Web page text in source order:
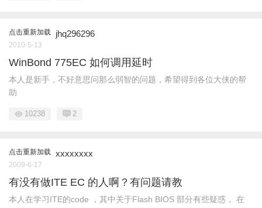
点击重新加载 jhq296296
2010-5-13
WinBond 775EC 如何调用延时
本人是新手，不好意思问那么弱智的问题，希望得到各位大侠的帮
助
10238 2
点击重新加载 xxxxxxxx
2009-6-17
有没有做ITE EC 的人啊？有问题请教
本人在学习ITE的code ，其中关于Flash BIOS 部分有些疑惑， 在